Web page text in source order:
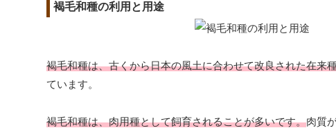
褐毛和種の利用と用途
褐毛和種は、古くから日本の風土に合わせて改良された在来
ています。
褐毛和種は、肉用種として飼育されることが多いです。肉質